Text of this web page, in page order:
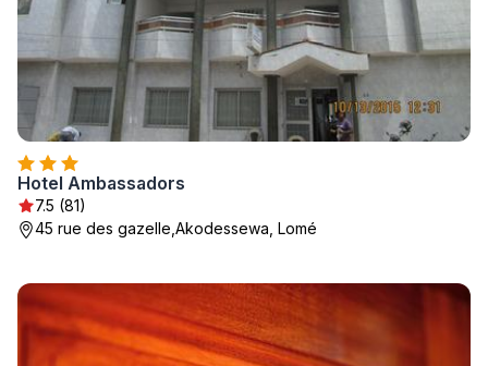
Hotel Ambassadors
7.5 (81)
45 rue des gazelle,Akodessewa, Lomé